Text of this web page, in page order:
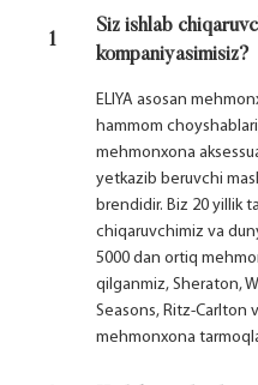
1
Siz ishlab
kompaniyasimisiz?
ELIYA asosan
hammom
mehmonxona
yetkazib beruvchi
brendidir. Biz 20 yillik
chiqaruvchimiz va
5000 dan ortiq
qilganmiz, Sheraton,
Seasons, Ritz-Carlton
mehmonxona